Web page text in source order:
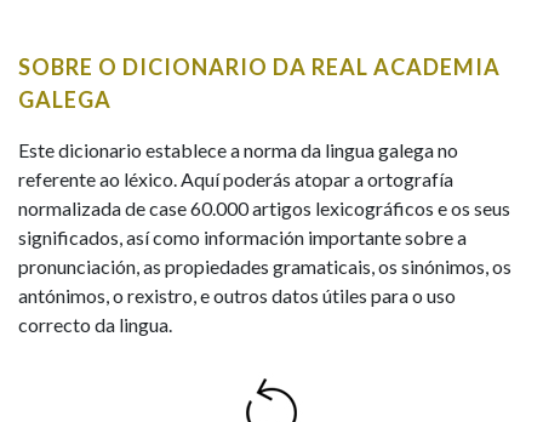
CASA-MUSEO EMILIA PARDO
HISTORIA
PRIMAVERA DAS LETRAS
PORTAL DAS PALABRAS
Comeza por
Remata por
Contén
SOBRE O DICIONARIO DA REAL ACADEMIA
GALEGA
Este dicionario establece a norma da lingua galega no
referente ao léxico. Aquí poderás atopar a ortografía
normalizada de case 60.000 artigos lexicográficos e os seus
significados, así como información importante sobre a
pronunciación, as propiedades gramaticais, os sinónimos, os
antónimos, o rexistro, e outros datos útiles para o uso
correcto da lingua.